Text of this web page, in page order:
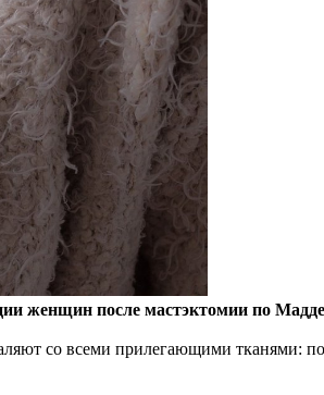
женщин после мастэктомии по
со всеми прилегающими тканями: